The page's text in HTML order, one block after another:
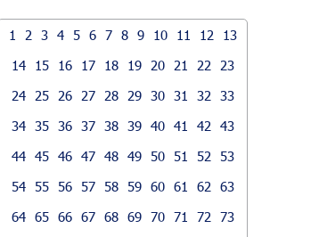
1 2 3 4 5 6 7 8 9 10 11 12
13
14
15 16 17 18 19 20 21 22
23
24
25 26 27 28 29 30 31 32
33
34 35 36 37 38 39 40 41 42
43
44 45 46 47 48 49 50 51 52
53
54 55 56 57 58 59 60 61 62
63
64 65 66 67 68 69 70 71 72
73